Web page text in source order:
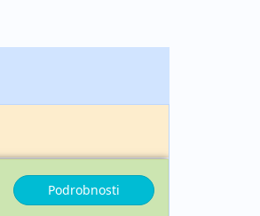
Podrobnosti